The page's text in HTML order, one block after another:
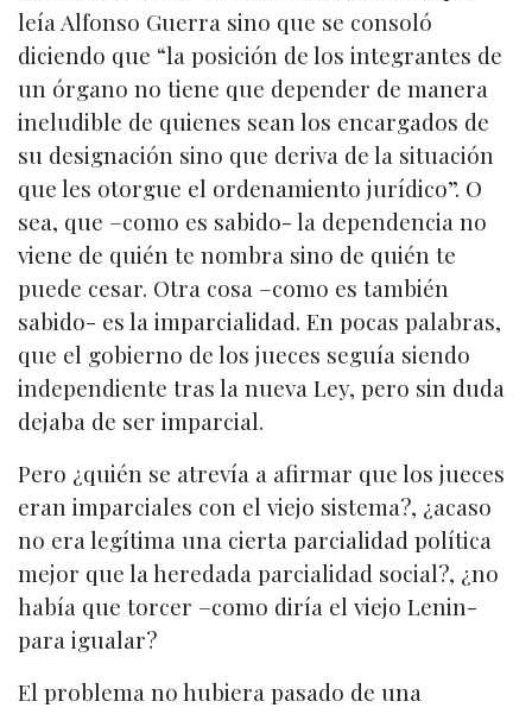
leía Alfonso Guerra sino que se consoló
diciendo que “la posición de los integrantes de
un órgano no tiene que depender de manera
ineludible de quienes sean los encargados de
su designación sino que deriva de la situación
que les otorgue el ordenamiento jurídico”. O
sea, que –como es sabido- la dependencia no
viene de quién te nombra sino de quién te
puede cesar. Otra cosa –como es también
sabido- es la imparcialidad. En pocas palabras,
que el gobierno de los jueces seguía siendo
independiente tras la nueva Ley, pero sin duda
dejaba de ser imparcial.
Pero ¿quién se atrevía a afirmar que los jueces
eran imparciales con el viejo sistema?, ¿acaso
no era legítima una cierta parcialidad política
mejor que la heredada parcialidad social?, ¿no
había que torcer –como diría el viejo Lenin-
para igualar?
El problema no hubiera pasado de una